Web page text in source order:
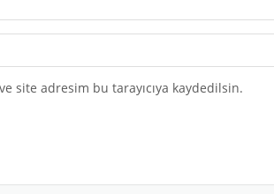
site adresim bu tarayıcıya kaydedilsin.